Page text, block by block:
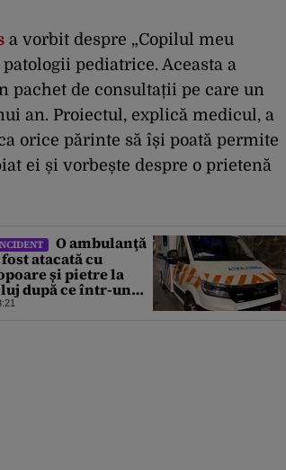
a vorbit despre „Copilul meu
pediatrice. Aceasta a
pachet de consultații pe care un
an. Proiectul, explică medicul, a
orice părinte să își poată permite
ei și vorbește despre o prietenă
O ambulanţă
fost atacată cu
și pietre la
după ce într-un
de pe TikTok s-a